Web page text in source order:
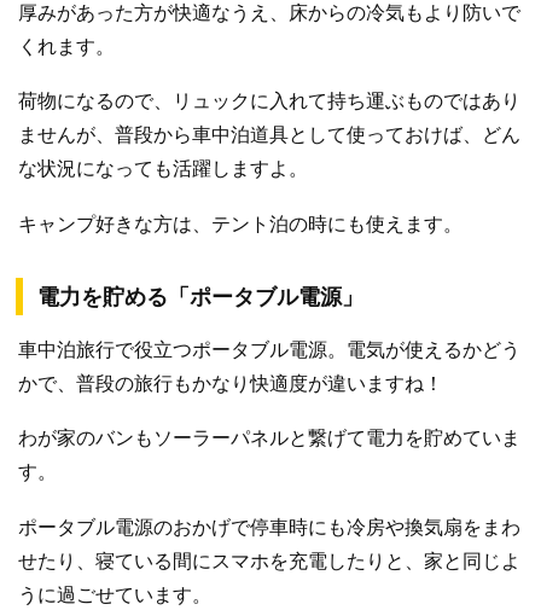
厚みがあった方が快適なうえ、床からの冷気もより防いで
くれます。
荷物になるので、リュックに入れて持ち運ぶものではあり
ませんが、普段から車中泊道具として使っておけば、どん
な状況になっても活躍しますよ。
キャンプ好きな方は、テント泊の時にも使えます。
電力を貯める「ポータブル電源」
車中泊旅行で役立つポータブル電源。電気が使えるかどう
かで、普段の旅行もかなり快適度が違いますね！
わが家のバンもソーラーパネルと繋げて電力を貯めていま
す。
ポータブル電源のおかげで停車時にも冷房や換気扇をまわ
せたり、寝ている間にスマホを充電したりと、家と同じよ
うに過ごせています。